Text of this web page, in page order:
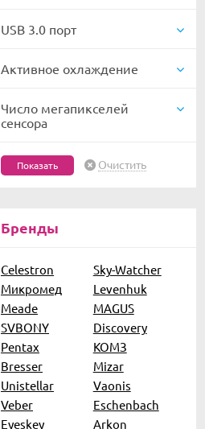
USB 3.0 порт
Активное охлаждение
Число мегапикселей
сенсора
Очистить
Бренды
Celestron
Sky-Watcher
Микромед
Levenhuk
Meade
MAGUS
SVBONY
Discovery
Pentax
КОМЗ
Bresser
Mizar
Unistellar
Vaonis
Veber
Eschenbach
Eyeskey
Arkon